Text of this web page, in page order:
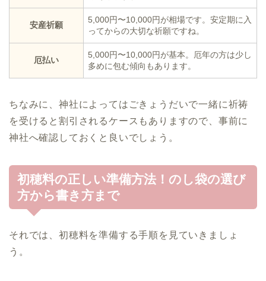
安産祈願
5,000円〜10,000円が相場です。安定期に入
ってからの大切な祈願ですね。
厄払い
5,000円〜10,000円が基本。厄年の方は少し
多めに包む傾向もあります。
ちなみに、神社によってはごきょうだいで一緒に祈祷
を受けると割引されるケースもありますので、事前に
神社へ確認しておくと良いでしょう。
初穂料の正しい準備方法！のし袋の選び
方から書き方まで
それでは、初穂料を準備する手順を見ていきましょ
う。